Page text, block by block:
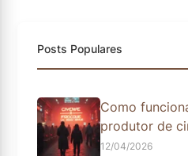
Posts Populares
Como
produtor de
12/04/2026